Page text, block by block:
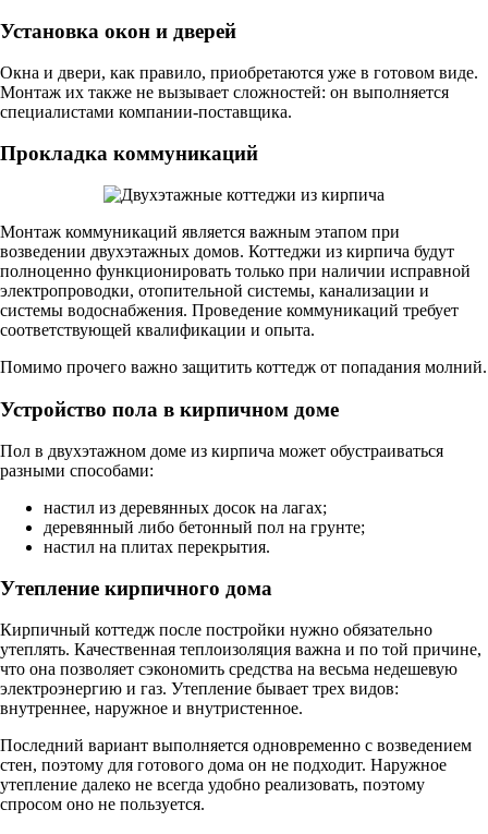
Установка окон и дверей
Окна и двери, как правило, приобретаются уже в готовом виде.
Монтаж их также не вызывает сложностей: он выполняется
специалистами компании-поставщика.
Прокладка коммуникаций
Монтаж коммуникаций является важным этапом при
возведении двухэтажных домов. Коттеджи из кирпича будут
полноценно функционировать только при наличии исправной
электропроводки, отопительной системы, канализации и
системы водоснабжения. Проведение коммуникаций требует
соответствующей квалификации и опыта.
Помимо прочего важно защитить коттедж от попадания молний.
Устройство пола в кирпичном доме
Пол в двухэтажном доме из кирпича может обустраиваться
разными способами:
настил из деревянных досок на лагах;
деревянный либо бетонный пол на грунте;
настил на плитах перекрытия.
Утепление кирпичного дома
Кирпичный коттедж после постройки нужно обязательно
утеплять. Качественная теплоизоляция важна и по той причине,
что она позволяет сэкономить средства на весьма недешевую
электроэнергию и газ. Утепление бывает трех видов:
внутреннее, наружное и внутристенное.
Последний вариант выполняется одновременно с возведением
стен, поэтому для готового дома он не подходит. Наружное
утепление далеко не всегда удобно реализовать, поэтому
спросом оно не пользуется.